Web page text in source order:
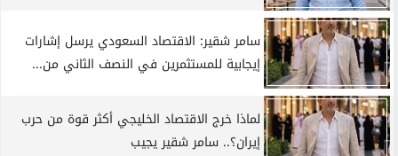
سامر شقير: الاقتصاد السعودي يرسل إشارات
إيجابية للمستثمرين في النصف الثاني من...
لماذا خرج الاقتصاد الخليجي أكثر قوة من حرب
إيران؟.. سامر شقير يجيب